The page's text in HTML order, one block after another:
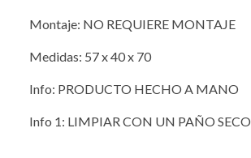
Montaje: NO REQUIERE MONTAJE
Medidas: 57 x 40 x 70
Info: PRODUCTO HECHO A MANO
Info 1: LIMPIAR CON UN PAÑO SECO